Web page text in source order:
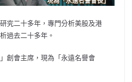
究二十多年，專門分析美股及港
過去二十多年。
創會主席，現為「永遠名譽會